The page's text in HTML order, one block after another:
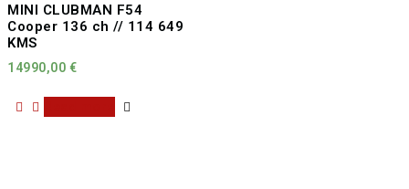
MINI CLUBMAN F54
Cooper 136 ch // 114 649
KMS
14990,00 €